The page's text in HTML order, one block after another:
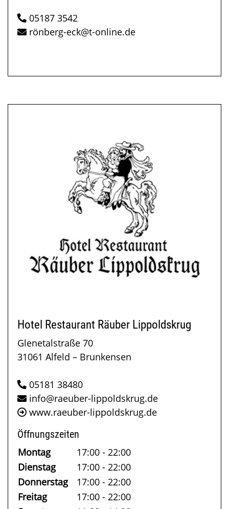
Hotel Restaurant Räuber Lippoldskrug
Glenetalstraße 70
31061 Alfeld – Brunkensen
05181 38480
info@raeuber-lippoldskrug.de
www.raeuber-lippoldskrug.de
Öffnungszeiten
Montag
17:00 - 22:00
Dienstag
17:00 - 22:00
Donnerstag 17:00 - 22:00
Freitag
17:00 - 22:00
05187 3542
rönberg-eck@t-online.de